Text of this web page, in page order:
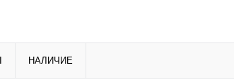
НАЛИЧИЕ